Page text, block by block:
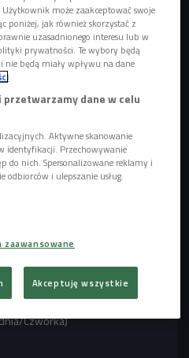
i otrzymał ponad milion
a autorka zyskała
Dzięki Amy mamy szansę
blogerka usmażyła nie
szef kuchni Bartek
możemy też zrobić
z orzeszkami pinii, odrobiną
je na patelni
Czwórka)
może zaakceptować swoje
jak również skorzystać z
uzasadnionego interesu lub w
prywatności. Te wybory będą
będą miały wpływu na dane
dane w celu
Aktywne skanowanie
identyfikacji. Przechowywanie
do nich. Spersonalizowane reklamy i
odbiorców i ulepszanie usług.
Akceptuję wszystkie